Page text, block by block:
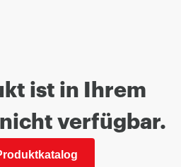
ist in Ihrem
verfügbar.